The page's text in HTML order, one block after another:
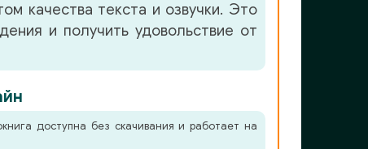
качества текста и озвучки. Это
и получить удовольствие от
доступна без скачивания и работает на